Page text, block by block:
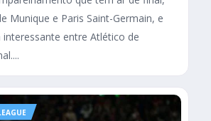
Munique e Paris Saint-Germain, e
entre Atlético de